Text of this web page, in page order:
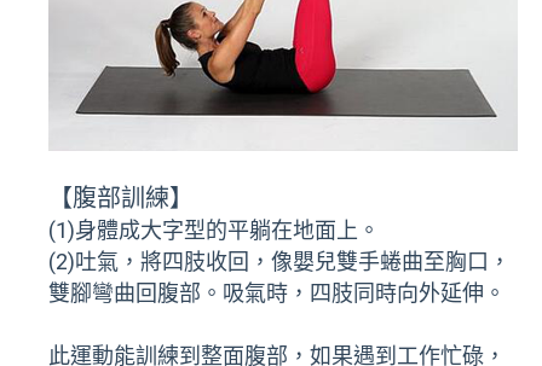
【腹部訓練】
(1)身體成大字型的平躺在地面上。
(2)吐氣，將四肢收回，像嬰兒雙手蜷曲至胸口，
雙腳彎曲回腹部。吸氣時，四肢同時向外延伸。
此運動能訓練到整面腹部，如果遇到工作忙碌，